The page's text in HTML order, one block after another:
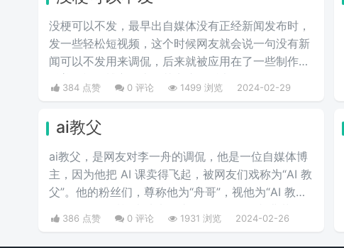
人不会内疚吗，来源于热图鹦
鹉兄弟表情包，火于知乎，该
词也被《咬文嚼字》评为2017
年度十大流行语之一，现在多
用于聊天中的表情包。
没梗可以不发，最早出自媒体没有正‌‌‌‌‌‌‌‌经新闻发布时，
发一些轻松短视频，这个时候网友就会说一句没有新
闻可以不发用来调侃，后来就被应用在了一些制作梗
科普的视频博主身上，其实这句话也不算是批评，更
多的是带有玩梗的意味。“解梗博主”的嘲讽发言，指
的新梗，只好发一些烂梗、破梗、旧梗来敷衍了事，
不被认可时，网友们就会评论一句“没梗可以不发”。
384 点赞 0 评论 1499 浏览 2024-02-29
ai教父
ai教父，是网友对李一舟的调侃，他是一位自媒体博
主，因为他把 AI 课卖得飞起，被网友们戏称为“AI 教
父”。他的粉丝们，尊称他为“舟哥”，视他为“AI 教
的“知识网红”，有人说他的课程是“智商税”。
386 点赞 0 评论 1931 浏览 2024-02-26